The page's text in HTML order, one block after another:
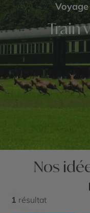
Train
Nos
1 résultat